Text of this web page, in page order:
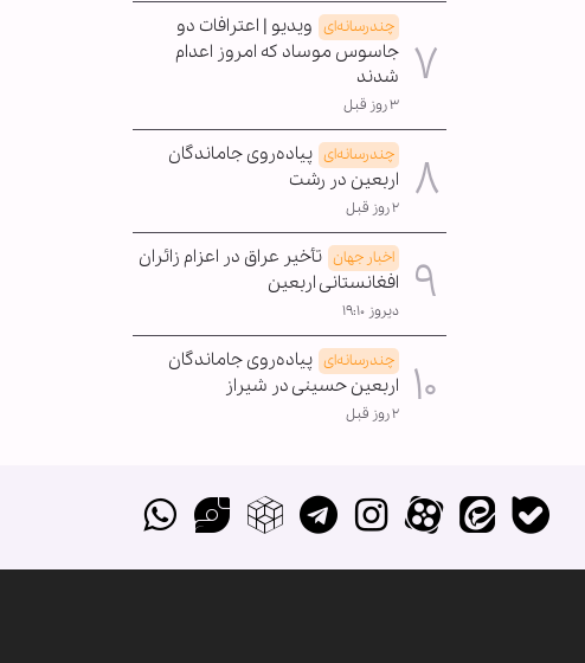
چندرسانه‌ای ویدیو | اعترافات دو
جاسوس موساد که امروز اعدام
شدند
۳ روز قبل
چندرسانه‌ای پیاده‌روی جاماندگان
اربعین در رشت
۲ روز قبل
اخبار جهان تأخیر عراق در اعزام زائران
افغانستانی اربعین
دیروز ۱۹:۱۰
چندرسانه‌ای پیاده‌روی جاماندگان
اربعین حسینی در شیراز
۲ روز قبل